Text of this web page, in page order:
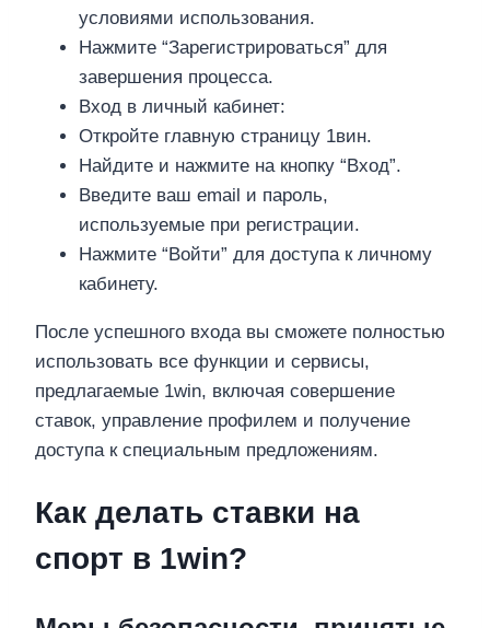
условиями использования.
Нажмите “Зарегистрироваться” для
завершения процесса.
Вход в личный кабинет:
Откройте главную страницу 1вин.
Найдите и нажмите на кнопку “Вход”.
Введите ваш email и пароль,
используемые при регистрации.
Нажмите “Войти” для доступа к личному
кабинету.
После успешного входа вы сможете полностью
использовать все функции и сервисы,
предлагаемые 1win, включая совершение
ставок, управление профилем и получение
доступа к специальным предложениям.
Как делать ставки на
спорт в 1win?